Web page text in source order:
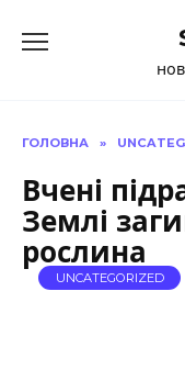
до
ГОЛОВНА »
Вчені
Землі
рослина
UNCATEGORIZED